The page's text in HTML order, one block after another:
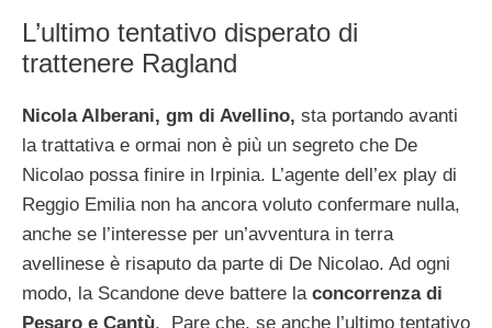
L’ultimo tentativo disperato di
trattenere Ragland
Nicola Alberani, gm di Avellino, sta portando avanti
la trattativa e ormai non è più un segreto che De
Nicolao possa finire in Irpinia. L’agente dell’ex play di
Reggio Emilia non ha ancora voluto confermare nulla,
anche se l’interesse per un’avventura in terra
avellinese è risaputo da parte di De Nicolao. Ad ogni
modo, la Scandone deve battere la concorrenza di
Pesaro e Cantù. Pare che, se anche l’ultimo tentativo